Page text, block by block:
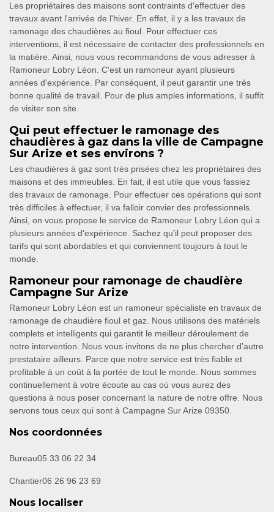
Les propriétaires des maisons sont contraints d'effectuer des
travaux avant l'arrivée de l'hiver. En effet, il y a les travaux de
ramonage des chaudières au fioul. Pour effectuer ces
interventions, il est nécessaire de contacter des professionnels en
la matière. Ainsi, nous vous recommandons de vous adresser à
Ramoneur Lobry Léon. C'est un ramoneur ayant plusieurs
années d'expérience. Par conséquent, il peut garantir une très
bonne qualité de travail. Pour de plus amples informations, il suffit
de visiter son site.
Qui peut effectuer le ramonage des
chaudières à gaz dans la ville de Campagne
Sur Arize et ses environs ?
Les chaudières à gaz sont très prisées chez les propriétaires des
maisons et des immeubles. En fait, il est utile que vous fassiez
des travaux de ramonage. Pour effectuer ces opérations qui sont
très difficiles à effectuer, il va falloir convier des professionnels.
Ainsi, on vous propose le service de Ramoneur Lobry Léon qui a
plusieurs années d'expérience. Sachez qu'il peut proposer des
tarifs qui sont abordables et qui conviennent toujours à tout le
monde.
Ramoneur pour ramonage de chaudière
Campagne Sur Arize
Ramoneur Lobry Léon est un ramoneur spécialiste en travaux de
ramonage de chaudière fioul et gaz. Nous utilisons des matériels
complets et intelligents qui garantit le meilleur déroulement de
notre intervention. Nous vous invitons de ne plus chercher d’autre
prestataire ailleurs. Parce que notre service est très fiable et
profitable à un coût à la portée de tout le monde. Nous sommes
continuellement à votre écoute au cas où vous aurez des
questions à nous poser concernant la nature de notre offre. Nous
servons tous ceux qui sont à Campagne Sur Arize 09350.
Nos coordonnées
Bureau05 33 06 22 34
Chantier06 26 96 23 69
Nous localiser